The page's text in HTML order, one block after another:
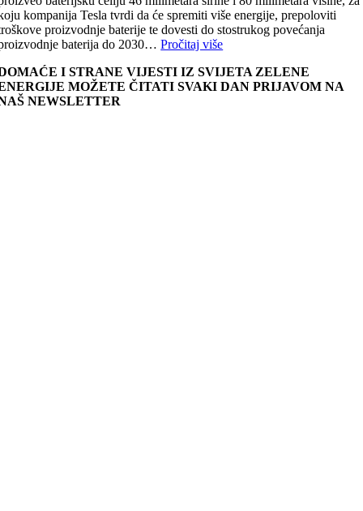
kompanija Tesla tvrdi da će spremiti više energije, prepoloviti
proizvodnje baterije te dovesti do stostrukog povećanja
baterija do 2030…Pročitaj više
I STRANE VIJESTI IZ SVIJETA ZELENE
MOŽETE ČITATI SVAKI DAN PRIJAVOM NA
NEWSLETTER